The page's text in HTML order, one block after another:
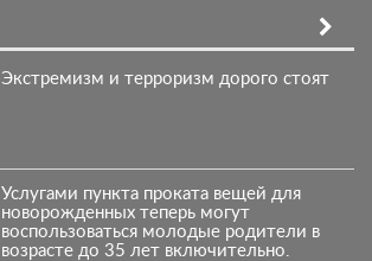
Экстремизм и терроризм дорого стоят
Услугами пункта проката вещей для
новорожденных теперь могут
воспользоваться молодые родители в
возрасте до 35 лет включительно.